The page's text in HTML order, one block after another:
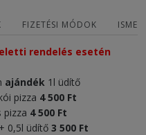
FIZETÉSI MÓDOK
rendelés esetén
ajándék 1l üdítő
pizza 4 500 Ft
pizza 4 500 Ft
0,5l üdítő 3 500 Ft